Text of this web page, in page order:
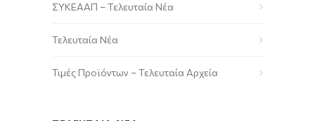
ΣΥΚΕΑΑΠ – Τελευταία Νέα
Τελευταία Νέα
Τιμές Προϊόντων – Τελευταία Αρχεία